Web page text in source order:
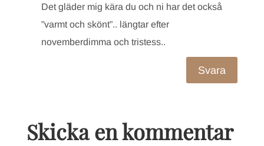
Det gläder mig kära du och ni har det också
”varmt och skönt”.. längtar efter
novemberdimma och tristess..
Svara
Skicka en kommentar